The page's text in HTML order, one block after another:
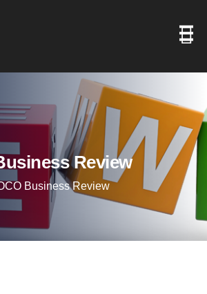
Review
Business Review